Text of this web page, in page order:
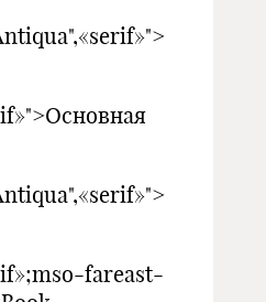
fareast-